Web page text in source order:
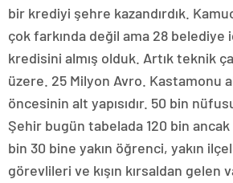
bir krediyi şehre kazandırdık.
çok farkında değil ama 28 belediye
kredisini almış olduk. Artık teknik
üzere. 25 Milyon Avro. Kastamonu
öncesinin alt yapısıdır. 50 bin
Şehir bugün tabelada 120 bin
bin 30 bine yakın öğrenci, yakın
görevlileri ve kışın kırsaldan gelen